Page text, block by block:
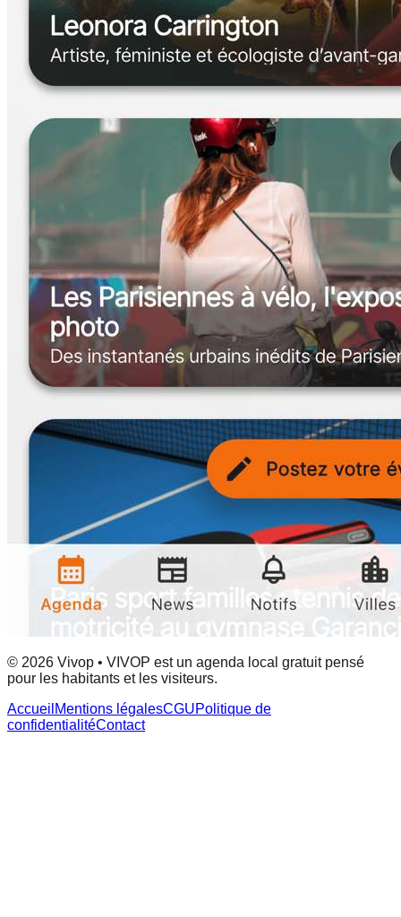
© 2026 Vivop • VIVOP est un agenda local gratuit pensé
pour les habitants et les visiteurs.
Accueil Mentions légalesCGUPolitique de
confidentialitéContact